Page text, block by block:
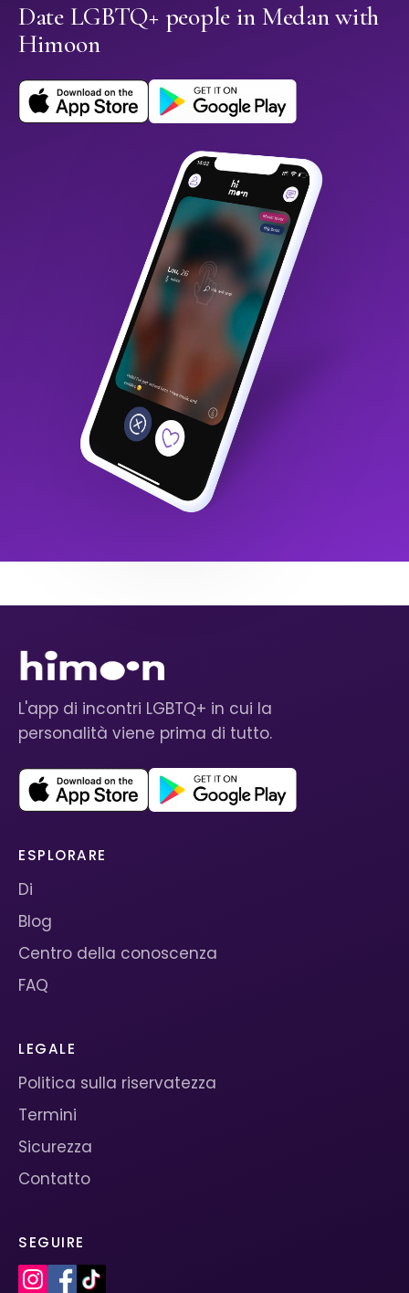
Date LGBTQ+ people in Medan with
Himoon
L'app di incontri LGBTQ+ in cui la
personalità viene prima di tutto.
ESPLORARE
Di
Blog
Centro della conoscenza
FAQ
LEGALE
Politica sulla riservatezza
Termini
Sicurezza
Contatto
SEGUIRE